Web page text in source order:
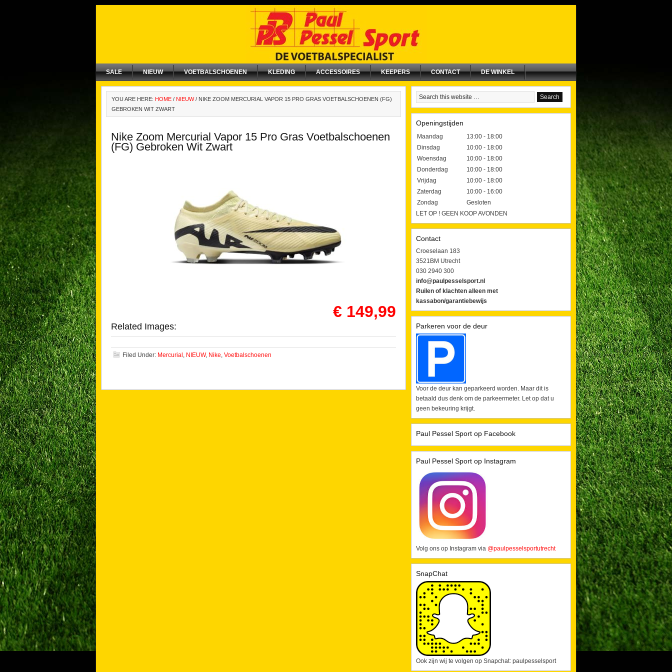
SALE NIEUW VOETBALSCHOENEN KLEDING ACCESSOIRES KEEPERS CONTACT DE WINKEL
YOU ARE HERE: HOME / NIEUW / NIKE ZOOM MERCURIAL VAPOR 15 PRO GRAS VOETBALSCHOENEN (FG)
GEBROKEN WIT ZWART
Nike Zoom Mercurial Vapor 15 Pro Gras Voetbalschoenen
(FG) Gebroken Wit Zwart
€ 149,99
Related Images:
Filed Under: Mercurial , NIEUW, Nike, Voetbalschoenen
Openingstijden
Maandag
13:00 - 18:00
Dinsdag
10:00 - 18:00
Woensdag
10:00 - 18:00
Donderdag
10:00 - 18:00
Vrijdag
10:00 - 18:00
Zaterdag
10:00 - 16:00
Zondag
Gesloten
LET OP ! GEEN KOOP AVONDEN
Contact
Croeselaan 183
3521BM Utrecht
030 2940 300
info@paulpesselsport.nl
Ruilen of klachten alleen met
kassabon/garantiebewijs
Parkeren voor de deur
Voor de deur kan geparkeerd worden. Maar dit is
betaald dus denk om de parkeermeter. Let op dat u
geen bekeuring krijgt.
Paul Pessel Sport op Facebook
Paul Pessel Sport op Instagram
Volg ons op Instagram via @paulpesselsportutrecht
SnapChat
Ook zijn wij te volgen op Snapchat: paulpesselsport